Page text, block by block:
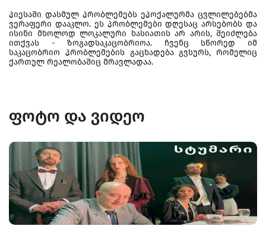
პიესაში დასმულ პრობლემებს ეპოქალურმა ცვლილებებმა
ვერაფერი დააკლო. ეს პრობლემები დღესაც არსებობს და
ისინი მხოლოდ ლოკალური ხასიათის არ არის, შეიძლება
ითქვას - ზოგადსაკაცობრიოა. ჩვენც სწორედ იმ
საკაცობრიო პრობლემების გაცხადება გვსურს, რომელიც
ქართულ რეალობაშიც მრავლადაა.
ფოტო და ვიდეო